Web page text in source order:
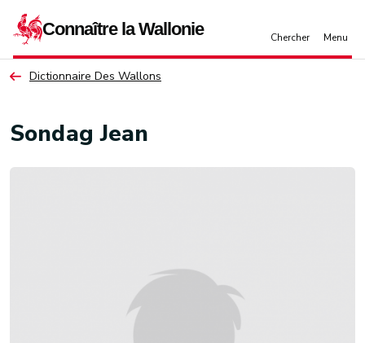
Dictionnaire Des Wallons
Sondag Jean